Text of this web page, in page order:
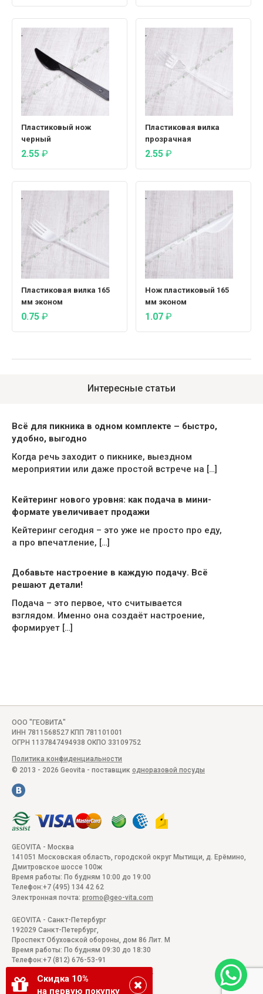
Пластиковый нож
черный
2.55 ₽
Пластиковая вилка
прозрачная
2.55 ₽
Пластиковая вилка 165
мм эконом
0.75 ₽
Нож пластиковый 165
мм эконом
1.07 ₽
Интересные статьи
Всё для пикника в одном комплекте – быстро,
удобно, выгодно
Когда речь заходит о пикнике, выездном
мероприятии или даже простой встрече на […]
Кейтеринг нового уровня: как подача в мини-
формате увеличивает продажи
Кейтеринг сегодня – это уже не просто про еду,
а про впечатление, […]
Добавьте настроение в каждую подачу. Всё
решают детали!
Подача – это первое, что считывается
взглядом. Именно она создаёт настроение,
формирует […]
Скидка 10%
на первую покупку
ООО "ГЕОВИТА"
ИНН 7811568527 КПП 781101001
ОГРН 1137847494938 ОКПО 33109752
Политика конфиденциальности
© 2013 - 2026 Geovita - поставщик одноразовой посуды
GEOVITA - Москва
141051
Московская область, городской округ Мытищи, д. Ерёмино,
Дмитровское шоссе 100ж
Время работы: По будням 10:00 до 19:00
Телефон:+7 (495) 134 42 62
Электронная почта: promo@geo-vita.com
GEOVITA - Санкт-Петербург
192029 Санкт-Петербург,
Проспект Обуховской обороны, дом 86 Лит. М
Время работы: По будням 09:30 до 18:30
Телефон:+7 (812) 676-53-91
promo@geo-vita.com